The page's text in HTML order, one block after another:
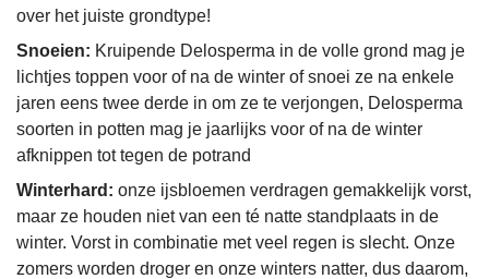
over het juiste grondtype!
Snoeien: Kruipende Delosperma in de volle grond mag je
lichtjes toppen voor of na de winter of snoei ze na enkele
jaren eens twee derde in om ze te verjongen, Delosperma
soorten in potten mag je jaarlijks voor of na de winter
afknippen tot tegen de potrand
Winterhard: onze ijsbloemen verdragen gemakkelijk vorst,
maar ze houden niet van een té natte standplaats in de
winter. Vorst in combinatie met veel regen is slecht. Onze
zomers worden droger en onze winters natter, dus daarom,